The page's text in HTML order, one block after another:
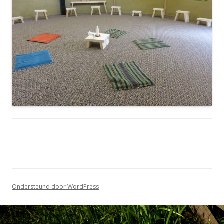
Ondersteund door WordPress